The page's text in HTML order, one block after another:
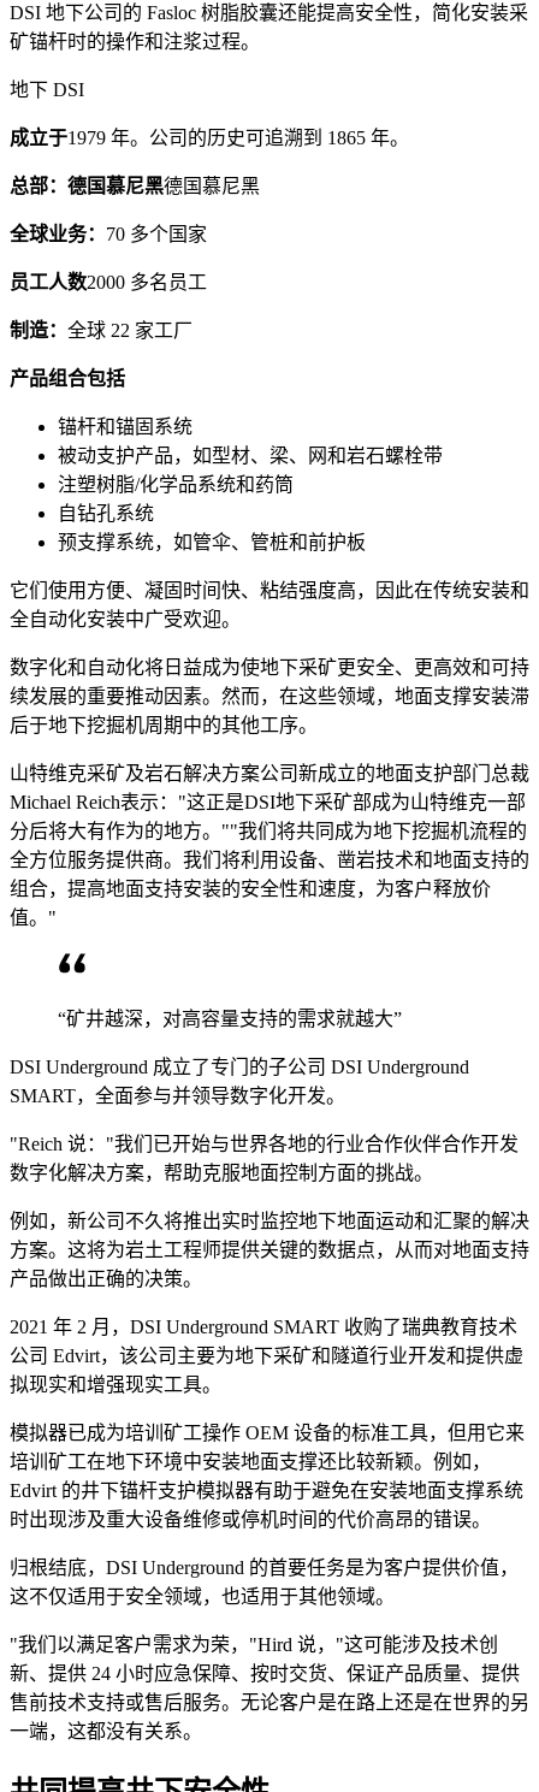
DSI 地下公司的 Fasloc 树脂胶囊还能提高安全性，简化安装采
矿锚杆时的操作和注浆过程。
地下 DSI
成立于1979 年。公司的历史可追溯到 1865 年。
总部：德国慕尼黑德国慕尼黑
全球业务： 70 多个国家
员工人数2000 多名员工
制造： 全球 22 家工厂
产品组合包括
锚杆和锚固系统
被动支护产品，如型材、梁、网和岩石螺栓带
注塑树脂/化学品系统和药筒
自钻孔系统
预支撑系统，如管伞、管桩和前护板
它们使用方便、凝固时间快、粘结强度高，因此在传统安装和
全自动化安装中广受欢迎。
数字化和自动化将日益成为使地下采矿更安全、更高效和可持
续发展的重要推动因素。然而，在这些领域，地面支撑安装滞
后于地下挖掘机周期中的其他工序。
山特维克采矿及岩石解决方案公司新成立的地面支护部门总裁
Michael Reich表示："这正是DSI地下采矿部成为山特维克一部
分后将大有作为的地方。""我们将共同成为地下挖掘机流程的
全方位服务提供商。我们将利用设备、凿岩技术和地面支持的
组合，提高地面支持安装的安全性和速度，为客户释放价
值。"
“矿井越深，对高容量支持的需求就越大”
DSI Underground 成立了专门的子公司 DSI Underground
SMART，全面参与并领导数字化开发。
"Reich 说："我们已开始与世界各地的行业合作伙伴合作开发
数字化解决方案，帮助克服地面控制方面的挑战。
例如，新公司不久将推出实时监控地下地面运动和汇聚的解决
方案。这将为岩土工程师提供关键的数据点，从而对地面支持
产品做出正确的决策。
2021 年 2 月，DSI Underground SMART 收购了瑞典教育技术
公司 Edvirt，该公司主要为地下采矿和隧道行业开发和提供虚
拟现实和增强现实工具。
模拟器已成为培训矿工操作 OEM 设备的标准工具，但用它来
培训矿工在地下环境中安装地面支撑还比较新颖。例如，
Edvirt 的井下锚杆支护模拟器有助于避免在安装地面支撑系统
时出现涉及重大设备维修或停机时间的代价高昂的错误。
归根结底，DSI Underground 的首要任务是为客户提供价值，
这不仅适用于安全领域，也适用于其他领域。
"我们以满足客户需求为荣，"Hird 说，"这可能涉及技术创
新、提供 24 小时应急保障、按时交货、保证产品质量、提供
售前技术支持或售后服务。无论客户是在路上还是在世界的另
一端，这都没有关系。